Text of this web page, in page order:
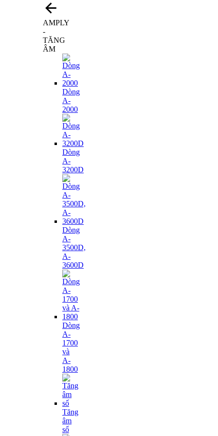
AMPLY
-
TĂNG
ÂM
Dòng
A-
2000
Dòng
A-
3200D
Dòng
A-
3500D,
A-
3600D
Dòng
A-
1700
và
A-
1800
Tăng
âm
số